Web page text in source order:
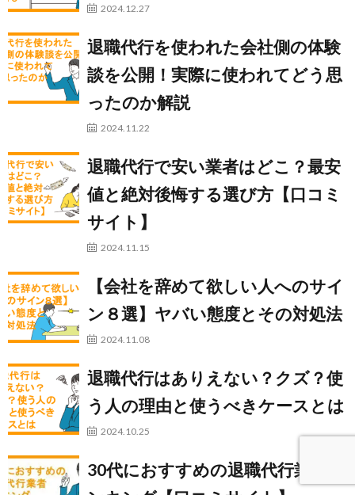
2024.12.27
退職代行を使われた会社側の体験
談を公開！実際に使われてどう思
ったのか解説
2024.11.22
退職代行で安い業者はどこ？最安
値と絶対後悔する選び方【口コミ
サイト】
2024.11.15
【会社を辞めて欲しい人へのサイ
ン８選】ヤバい態度とその対処法
2024.11.08
退職代行はありえない？クズ？使
う人の理由と使うべきケースとは
2024.10.25
30代におすすめの退職代行業者ラ